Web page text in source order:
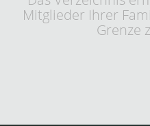
Mitglieder Ihrer
Grenze